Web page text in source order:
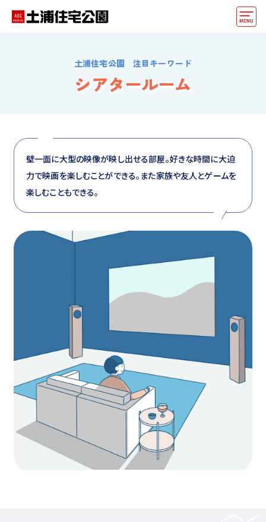
好みからモデルハウスを探す
住まいづくりお役立ち情報
他の展示場
マイページ アカウント登録
土浦住宅公園 注目キーワード
シアタールーム
壁一面に大型の映像が映し出せる部屋。好きな時間に大迫
力で映画を楽しむことができる。また家族や友人とゲームを
楽しむこともできる。